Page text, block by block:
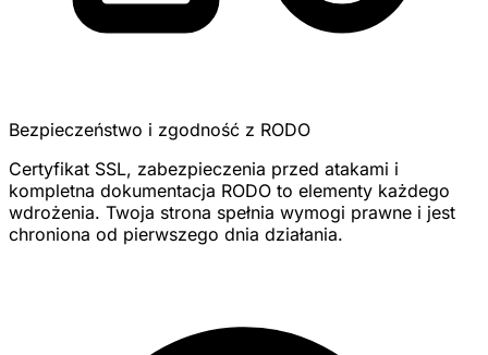
Bezpieczeństwo i zgodność z RODO
Certyfikat SSL, zabezpieczenia przed atakami i
kompletna dokumentacja RODO to elementy każdego
wdrożenia. Twoja strona spełnia wymogi prawne i jest
chroniona od pierwszego dnia działania.